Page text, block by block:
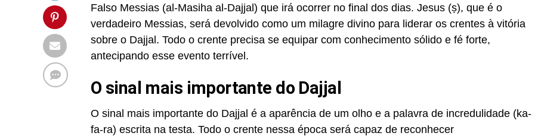
Falso Messias (al-Masiha al-Dajjal) que irá ocorrer no final dos dias. Jesus (ṣ), que é o
verdadeiro Messias, será devolvido como um milagre divino para liderar os crentes à vitória
sobre o Dajjal. Todo o crente precisa se equipar com conhecimento sólido e fé forte,
antecipando esse evento terrível.
O sinal mais importante do Dajjal
O sinal mais importante do Dajjal é a aparência de um olho e a palavra de incredulidade (ka-
fa-ra) escrita na testa. Todo o crente nessa época será capaz de reconhecer